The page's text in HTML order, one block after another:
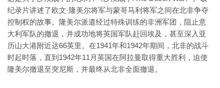
纪录片讲述了欧文·隆美尔将军与蒙哥马利将军之间在北非争夺
控制权的故事。隆美尔派遣经过特殊训练的非洲军团，阻止意
大利军队的撤退，并成功地将英国军队赶回埃及，甚至深入亚
历山大港附近达66英里。在1941年和1942年期间，北非的战斗
时起时落，直到1942年11月英国在阿拉曼取得重大胜利，迫使
隆美尔撤退至突尼斯，并最终从北非全面撤退。